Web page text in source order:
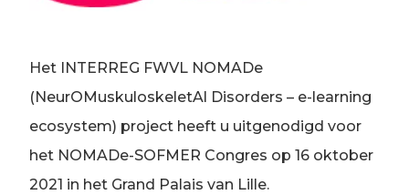
Het INTERREG FWVL NOMADe
(NeurOMuskuloskeletAl Disorders – e-learning
ecosystem) project heeft u uitgenodigd voor
het NOMADe-SOFMER Congres op 16 oktober
2021 in het Grand Palais van Lille.